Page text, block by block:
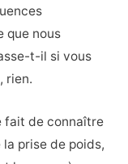
que nous
t-il si vous
rien.
fait de connaître
prise de poids,